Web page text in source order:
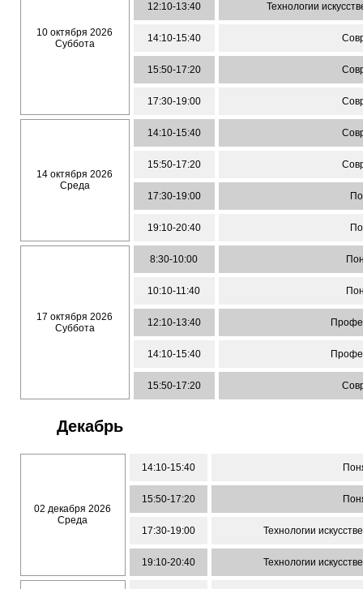
10 октября 2026
Суббота
12:10-13:40 Технологии
14:10-15:40
15:50-17:20
17:30-19:00
14 октября 2026
Среда
14:10-15:40
15:50-17:20
17:30-19:00
19:10-20:40
17 октября 2026
Суббота
8:30-10:00
10:10-11:40
12:10-13:40
14:10-15:40
15:50-17:20
Декабрь
02 декабря 2026
Среда
14:10-15:40
15:50-17:20
17:30-19:00 Технологии
19:10-20:40 Технологии